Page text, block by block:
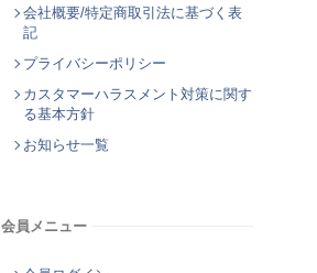
会社概要/特定商取引法に基づく表
記
プライバシーポリシー
カスタマーハラスメント対策に関す
る基本方針
お知らせ一覧
会員メニュー